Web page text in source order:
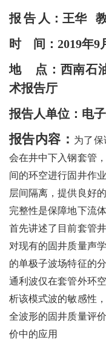
报 告 人：王华
时
间： 2019年9
地
点：西南石
术报告厅
报告人单位：电
报告内容： 为了
会在井中下入钢套管
间的环空进行固井作
层间隔离，提供良好
完整性是保障地下流
首先讲述了目前套管
对现有的固井质量声
的单极子波场特征的
通利波仅在套管外环
析该模式波的敏感性
全波形的固井质量评
价中的应用